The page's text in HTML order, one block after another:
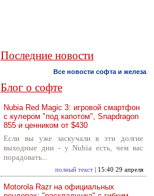
Последние новости
Все новости софта и железа
Блог о софте
Nubia Red Magic 3: игровой смартфон
с кулером "под капотом", Snapdragon
855 и ценником от $430
Если вы уже заскучали в эти долгие
выходные дни - у Nubia есть, чем вас
порадовать...
полный текст | 15:40 29 апреля
Motorola Razr на официальных